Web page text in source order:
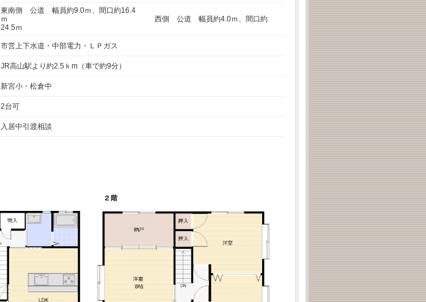
東南側 公道 幅員約9.0ｍ、間口約16.4
ｍ 西側 公道 幅員約4.0ｍ、間口約
24.5ｍ
市営上下水道・中部電力・ＬＰガス
JR高山駅より約2.5ｋm（車で約9分）
新宮小・松倉中
2台可
入居中引渡相談